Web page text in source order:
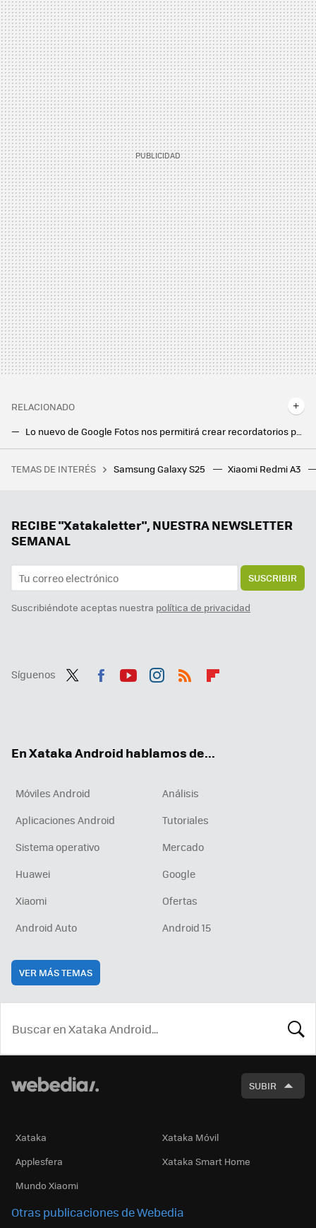
RELACIONADO
La app del tiempo de Google es aún más precisa en el pronóstico gracias a una nueva IA
Cada vez hay más canales de TV gratis por Internet: estas son las dos plataformas que más nos convencen
TEMAS DE INTERÉS Samsung Galaxy S25 Xiaomi Redmi A3
RECIBE "Xatakaletter", NUESTRA NEWSLETTER
SEMANAL
SUSCRIBIR
Suscribiéndote aceptas nuestra política de privacidad
Síguenos
En Xataka Android hablamos de...
Móviles Android
Análisis
Aplicaciones Android
Tutoriales
Sistema operativo
Mercado
Huawei
Google
Xiaomi
Ofertas
Android Auto
Android 15
VER MÁS TEMAS
SUBIR
Xataka
Xataka Móvil
Applesfera
Xataka Smart Home
Mundo Xiaomi
Otras publicaciones de Webedia